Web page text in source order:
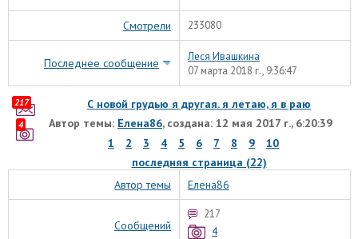
Смотрели 233080
Последнее сообщение
Леся Ивашкина
07 марта 2018 г., 9:36:47
С новой грудью я другая. я летаю, я в раю
Автор темы: Елена86, создана: 12 мая 2017 г., 6:20:39
1
2 3 4 5 6 7 8 9
10
последняя страница (22)
217
4
Автор темы Елена86
Сообщений
217
4